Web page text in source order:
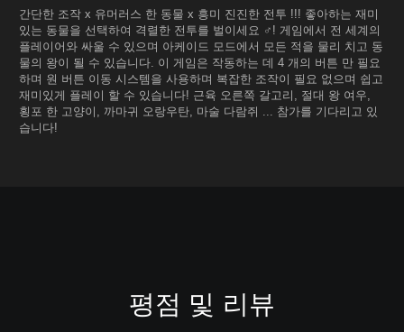
간단한 조작 x 유머러스 한 동물 x 흥미 진진한 전투 !!! 좋아하는 재미
있는 동물을 선택하여 격렬한 전투를 벌이세요 ♂! 게임에서 전 세계의
플레이어와 싸울 수 있으며 아케이드 모드에서 모든 적을 물리 치고 동
물의 왕이 될 수 있습니다. 이 게임은 작동하는 데 4 개의 버튼 만 필요
하며 원 버튼 이동 시스템을 사용하며 복잡한 조작이 필요 없으며 쉽고
재미있게 플레이 할 수 있습니다! 근육 오른쪽 갈고리, 절대 왕 여우,
횡포 한 고양이, 까마귀 오랑우탄, 마술 다람쥐 ... 참가를 기다리고 있
습니다!
평점 및 리뷰